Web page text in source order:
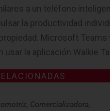
a un teléfono
la productividad
Microsoft Teams
usar la aplicación Walkie
, Comercializadora,